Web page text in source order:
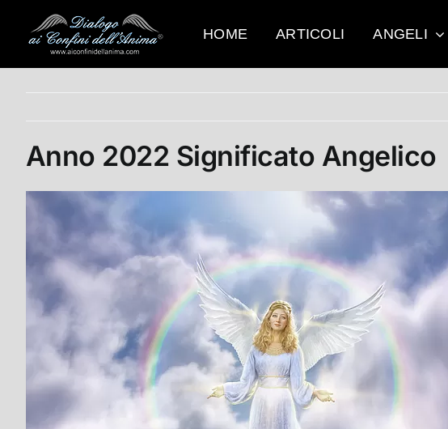
contenuto
HOME ARTICOLI ANGELI
Anno 2022 Significato Angelico